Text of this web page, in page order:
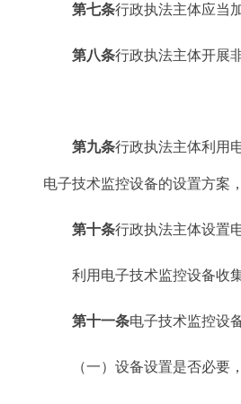
第七条行政执法主体应当
第八条行政执法主体开展
第九条行政执法主体利用
电子技术监控设备的设置方案
第十条行政执法主体设置
利用电子技术监控设备收集
第十一条电子技术监控设
（一）设备设置是否必要，